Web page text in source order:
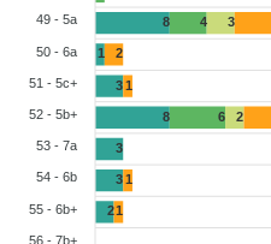
8
1
3
8
3
3
2
4
6
3
2
2
1
1
1
49 - 5a
50 - 6a
51 - 5c+
52 - 5b+
53 - 7a
54 - 6b
55 - 6b+
56 - 7b+